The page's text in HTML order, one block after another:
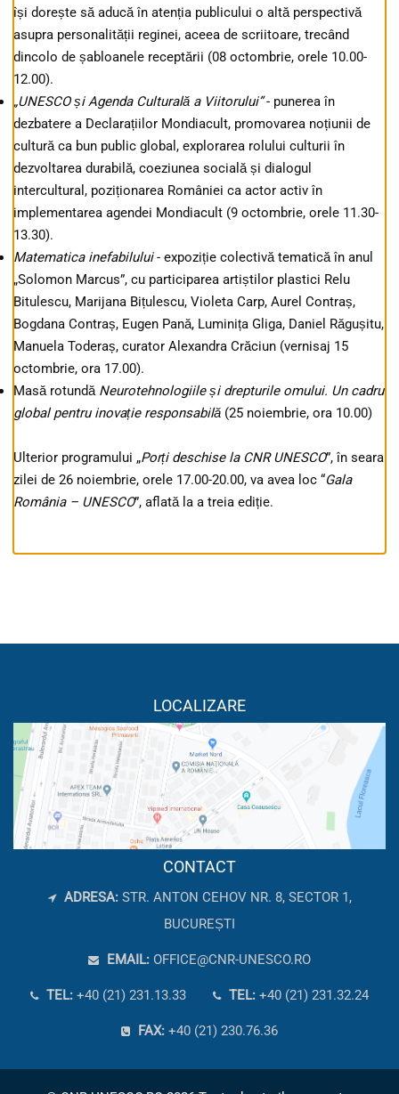
își dorește să aducă în atenția publicului o altă perspectivă
asupra personalității reginei, aceea de scriitoare, trecând
dincolo de șabloanele receptării (08 octombrie, orele 10.00-
12.00).
„UNESCO și Agenda Culturală a Viitorului”- punerea în
dezbatere a Declarațiilor Mondiacult, promovarea noțiunii de
cultură ca bun public global, explorarea rolului culturii în
dezvoltarea durabilă, coeziunea socială și dialogul
intercultural, poziționarea României ca actor activ în
implementarea agendei Mondiacult (9 octombrie, orele 11.30-
13.30).
Matematica inefabilului- expoziție colectivă tematică în anul
„Solomon Marcus”, cu participarea artiștilor plastici Relu
Bitulescu, Marijana Bițulescu, Violeta Carp, Aurel Contraș,
Bogdana Contraș, Eugen Pană, Luminița Gliga, Daniel Răgușitu,
Manuela Toderaș, curator Alexandra Crăciun (vernisaj 15
octombrie, ora 17.00).
Masă rotundă Neurotehnologiile și drepturile omului. Un cadru
global pentru inovație responsabilă (25 noiembrie, ora 10.00)
Ulterior programului „Porți deschise la CNR UNESCO”, în seara
zilei de 26 noiembrie, orele 17.00-20.00, va avea loc “Gala
România – UNESCO”, aflată la a treia ediție.
LOCALIZARE
CONTACT
ADRESA: STR. ANTON CEHOV NR. 8, SECTOR 1,
BUCUREȘTI
EMAIL: OFFICE@CNR-UNESCO.RO
TEL: +40 (21) 231.13.33 TEL: +40 (21) 231.32.24
FAX: +40 (21) 230.76.36